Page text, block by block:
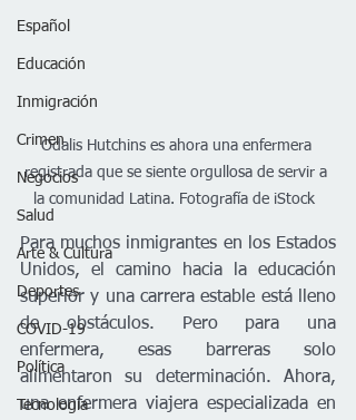
Español
Educación
Inmigración
Crimen
Negocios
Salud
Arte & Cultura
Deportes
COVID-19
Política
Tecnología
Odalis Hutchins es ahora una enfermera
registrada que se siente orgullosa de servir a
la comunidad Latina. Fotografía de iStock
Para muchos inmigrantes en los Estados
Unidos, el camino hacia la educación
superior y una carrera estable está lleno
de obstáculos. Pero para una
enfermera, esas barreras solo
alimentaron su determinación. Ahora,
una enfermera viajera especializada en